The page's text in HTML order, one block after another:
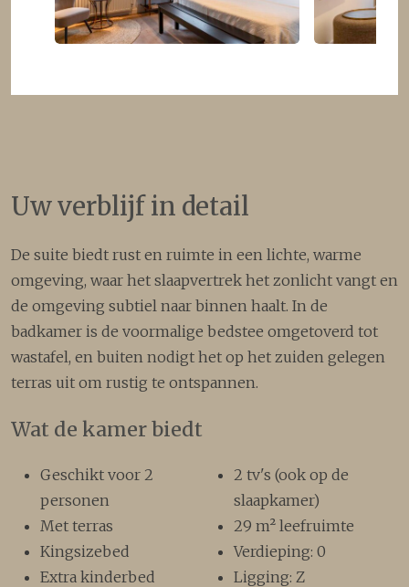
Uw verblijf in detail
De suite biedt rust en ruimte in een lichte, warme
omgeving, waar het slaapvertrek het zonlicht vangt en
de omgeving subtiel naar binnen haalt. In de
badkamer is de voormalige bedstee omgetoverd tot
wastafel, en buiten nodigt het op het zuiden gelegen
terras uit om rustig te ontspannen.
Wat de kamer biedt
Geschikt voor 2
personen
Met terras
Kingsizebed
Extra kinderbed
2 tv's (ook op de
slaapkamer)
29 m² leefruimte
Verdieping: 0
Ligging: Z